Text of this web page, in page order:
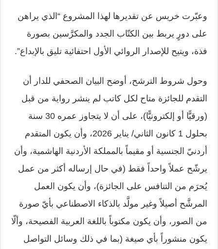
وعبّرت خريس عن تقديرها لهذا المشروع “الذي يراهن
على دورٍ يربط بين الكتّاب الجدد والمكرَّسين بصورة
فذة، ويتيح للإصدار الروائي الأول احتفائية تليق بالإبداع”.
وحول شروط الترشح، أوضح البيان الصحفي للدار أن
التقدم للجائزة متاح لكل كاتب لم ينشر رواية من قبل
(ورقيًّا أو إلكترونيًّا)، على أن لا يتجاوز عمره 30 سنة
بحلول 1 كانون الثاني/ يناير 2026، وأن يكون المتقدم
أردنيّ الجنسية أو مقيماً بالمملكة الأردنية الهاشمية، وأن
يرشّح عملاً واحداً فقط (في حال إرساله أكثر من عمل
يُحرَم من التنافس على الجائزة)، وأن يكون العمل
المرشَّح أصيلاً وغير مولَّد بالذكاء الاصطناعي بأيّ صورة
من الصور، وأن يكون مكتوباً باللغة العربية الفصيحة، وألّا
يكون منشوراً بأي صيغة (بما في ذلك وسائل التواصل